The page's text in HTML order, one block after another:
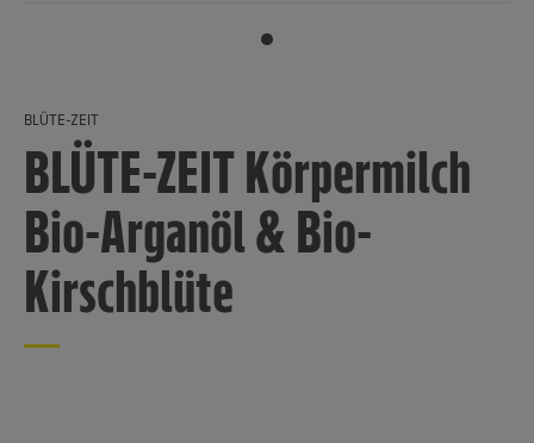
BLÜTE-ZEIT
BLÜTE-ZEIT Körpermilch
Bio-Arganöl & Bio-
Kirschblüte